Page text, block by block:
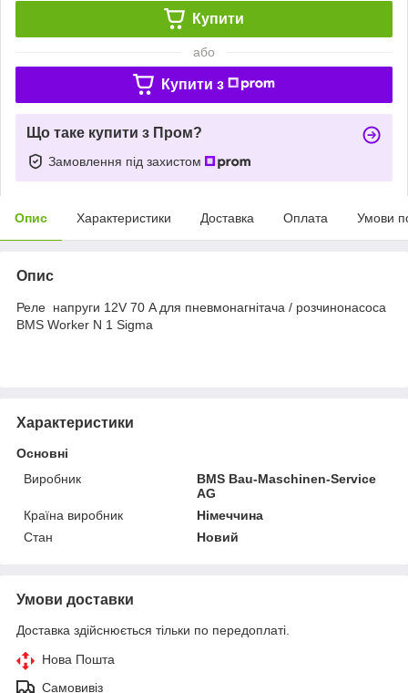
Купити
або
Купити з
Що таке купити з Пром?
Замовлення під захистом
Опис Характеристики Доставка Оплата Умови
Опис
Реле напруги 12V 70 A для пневмонагнітача / розчинонасоса
BMS Worker N 1 Sigma
Характеристики
Основні
Виробник
BMS Bau-Maschinen-Service
AG
Країна виробник
Німеччина
Стан
Новий
Умови доставки
Доставка здійснюється тільки по передоплаті.
Нова Пошта
Самовивіз